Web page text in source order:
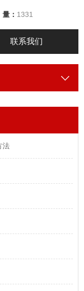
： 1331
联系我们
法